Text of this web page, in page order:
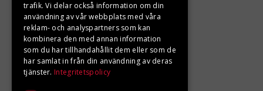
trafik. Vi delar också information om din
användning av vår webbplats med våra
reklam- och analyspartners som kan
kombinera den med annan information
som du har tillhandahållit dem eller som de
har samlat in från din användning av deras
tjänster. Integritetspolicy